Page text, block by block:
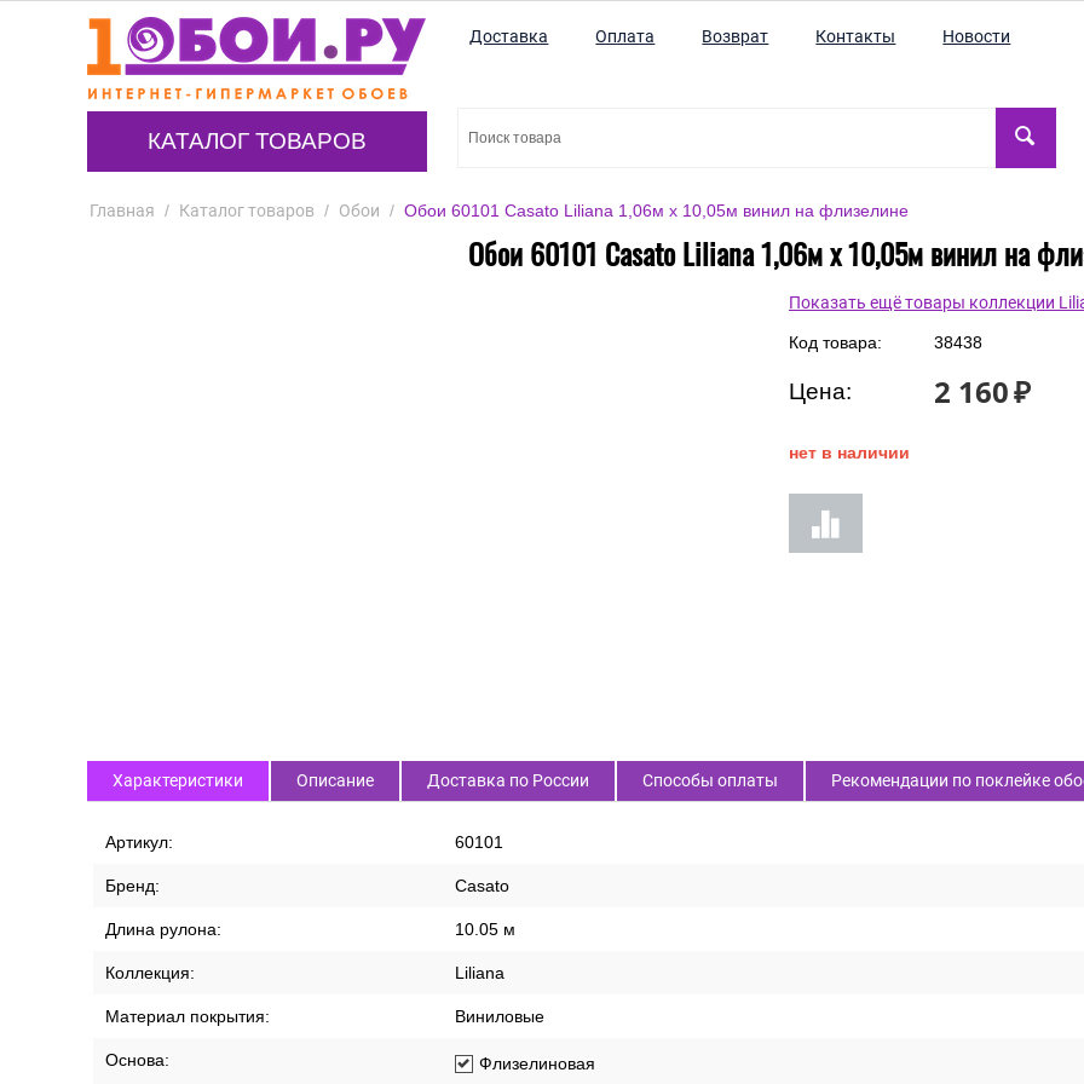
КАТАЛОГ ТОВАРОВ
Доставка Оплата Возврат Контакты Новости
Главная / Каталог товаров / Обои / Обои 60101 Casato Liliana 1,06м х 10,05м винил на флизелине
Обои 60101 Casato Liliana 1,06м х 10,05м винил на
Показать ещё товары коллекции
Код товара: 38438
Цена: 2 160₽
нет в наличии
Характеристики Описание Доставка по России Способы оплаты Рекомендации по поклейке
Артикул: 60101
Бренд: Casato
Длина рулона: 10.05 м
Коллекция: Liliana
Материал покрытия: Виниловые
Основа: Флизелиновая